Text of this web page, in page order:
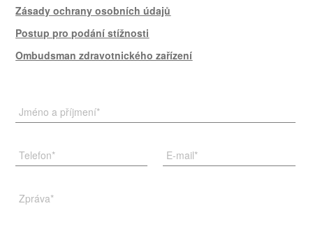
Zásady ochrany osobních údajů
Postup pro podání stížnosti
Ombudsman zdravotnického zařízení
Jméno a příjmení*
Telefon* E-mail*
Zpráva*